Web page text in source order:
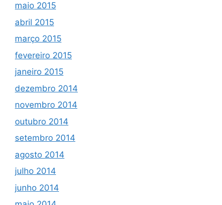
maio 2015
abril 2015
março 2015
fevereiro 2015
janeiro 2015
dezembro 2014
novembro 2014
outubro 2014
setembro 2014
agosto 2014
julho 2014
junho 2014